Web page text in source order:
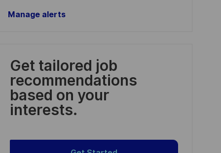
Manage alerts
Get tailored job
recommendations
based on your
interests.